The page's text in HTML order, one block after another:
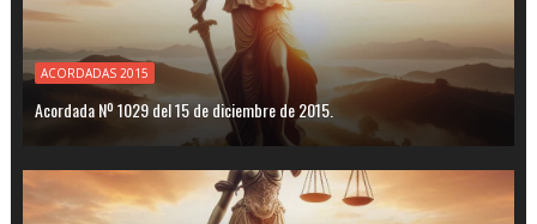
ACORDADAS 2015
Acordada Nº 1029 del 15 de diciembre de 2015.